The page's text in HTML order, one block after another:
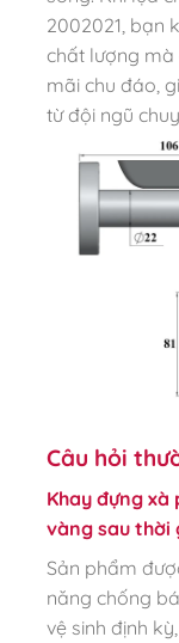
2002021, bạn
chất lượng mà
mãi chu đáo,
từ đội ngũ
Câu hỏi
Khay đựng xà
vàng sau thời
Sản phẩm
năng chống
vệ sinh định